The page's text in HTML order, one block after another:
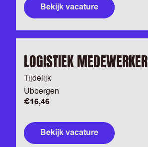
Bekijk vacature
LOGISTIEK MEDEWERKER
Tijdelijk
Ubbergen
€16,46
Bekijk vacature